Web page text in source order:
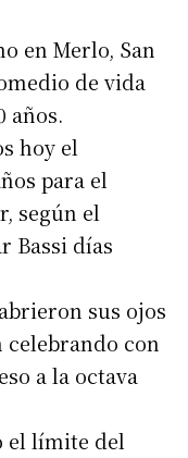
en Merlo, San
de vida
años.
hoy el
para el
según el
Bassi días
sus ojos
celebrando con
a la octava
el límite del